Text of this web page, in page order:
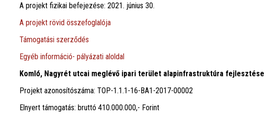
A projekt fizikai befejezése: 2021. június 30.
A projekt rövid összefoglalója
Támogatási szerződés
Egyéb információ- pályázati aloldal
Komló, Nagyrét utcai meglévő ipari terület alapinfrastruktúra fejlesztése
Projekt azonosítószáma: TOP-1.1.1-16-BA1-2017-00002
Elnyert támogatás: bruttó 410.000.000,- Forint